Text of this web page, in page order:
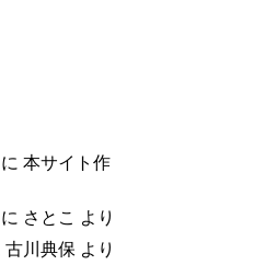
に 本サイト作
に さとこ より
古川典保 より